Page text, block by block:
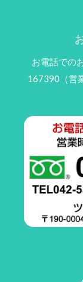
お電話での
167390（営